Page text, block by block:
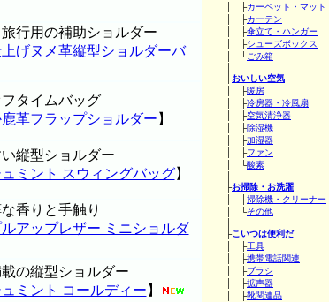
│ ├カーペット・マット
│ ├カーテン
│ ├傘立て・ハンガー
│ ├シューズボックス
│ └ごみ箱
├おいしい空気
│ ├暖房
│ ├冷房器・冷風扇
│ ├空気清浄器
│ ├除湿機
│ ├加湿器
│ ├ファン
│ └酸素
├お掃除・お洗濯
│ ├掃除機・クリーナー
│ └その他
├こいつは便利だ
│ ├工具
│ ├携帯電話関連
│ ├ブラシ
│ ├拡声器
│ ├靴関連品
旅行用の補助ショルダー
げヌメ革縦型ショルダーバ
フタイムバッグ
革フラップショルダー 】
い縦型ショルダー
ミント スウィングバッグ】
な香りと手触り
アップレザー ミニショルダ
載の縦型ショルダー
ミント コールディー 】